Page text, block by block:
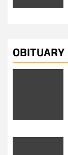
OBITUARY